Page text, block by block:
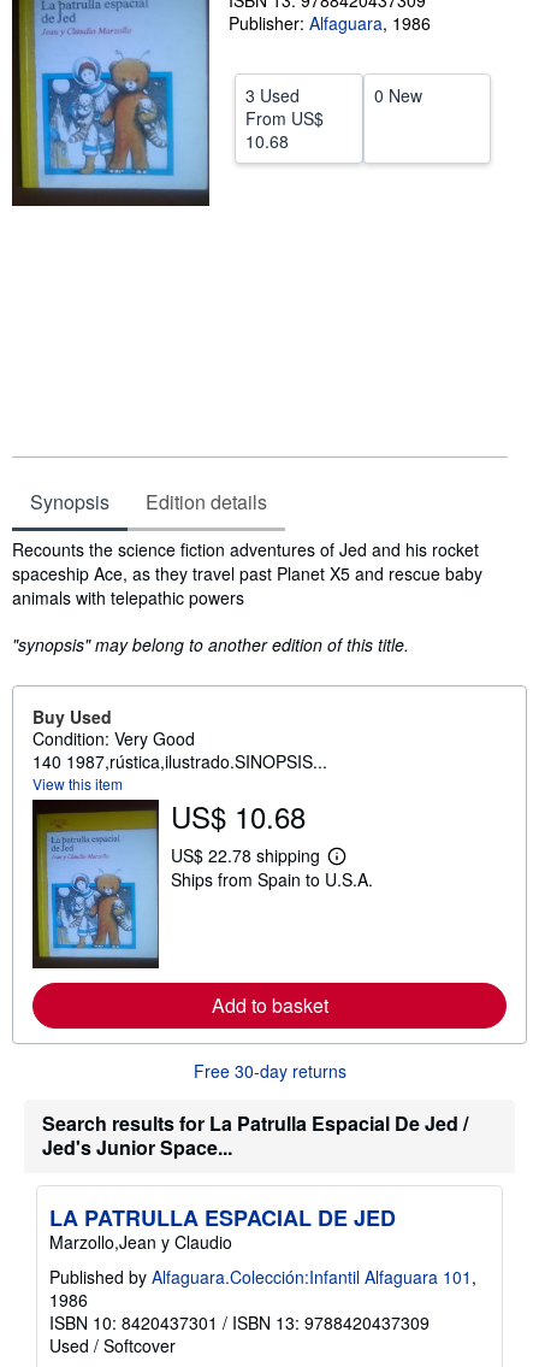
Help
CLOSE
Publisher: Alfaguara, 1986
3 Used
From US$
10.68
0 New
Synopsis Edition details
Synopsis
Recounts the science fiction adventures of Jed and his rocket
spaceship Ace, as they travel past Planet X5 and rescue baby
animals with telepathic powers
"synopsis" may belong to another edition of this title.
Buy Used
Condition: Very Good
140 1987,rústica,ilustrado.SINOPSIS...
View this item
US$ 10.68
US$ 22.78 shipping
L
e
a
b
u
s
h
p
i
n
a
e
s
Ships from Spain to U.S.A.
Add to basket
Free 30-day returns
Search results for La Patrulla Espacial De Jed /
Jed's Junior Space...
LA PATRULLA ESPACIAL DE JED
Marzollo,Jean y Claudio
Published by Alfaguara.Colección:Infantil Alfaguara 101 ,
1986
ISBN 10: 8420437301 / ISBN 13: 9788420437309
Used / Softcover